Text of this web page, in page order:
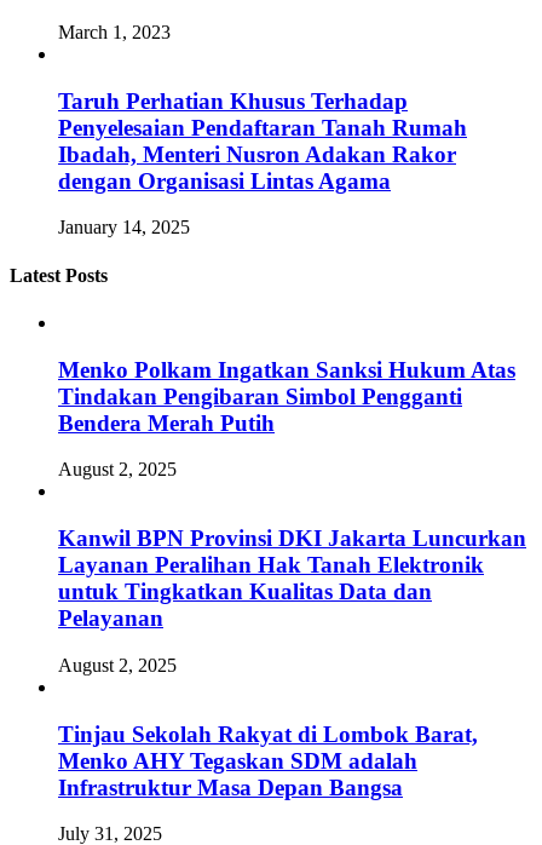
March 1, 2023
Taruh Perhatian Khusus Terhadap
Penyelesaian Pendaftaran Tanah Rumah
Ibadah, Menteri Nusron Adakan Rakor
dengan Organisasi Lintas Agama
January 14, 2025
Latest Posts
Menko Polkam Ingatkan Sanksi Hukum Atas
Tindakan Pengibaran Simbol Pengganti
Bendera Merah Putih
August 2, 2025
Kanwil BPN Provinsi DKI Jakarta Luncurkan
Layanan Peralihan Hak Tanah Elektronik
untuk Tingkatkan Kualitas Data dan
Pelayanan
August 2, 2025
Tinjau Sekolah Rakyat di Lombok Barat,
Menko AHY Tegaskan SDM adalah
Infrastruktur Masa Depan Bangsa
July 31, 2025